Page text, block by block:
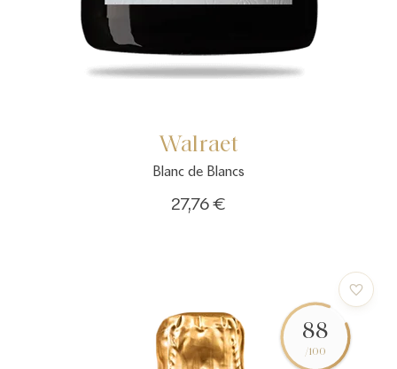
Walraet
Blanc de Blancs
27,76 €
88
/100